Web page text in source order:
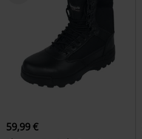
59,99 €